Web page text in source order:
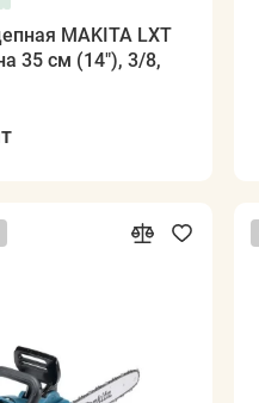
MAKITA LXT
35 см (14"), 3/8,